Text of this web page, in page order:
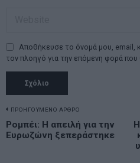
Αποθήκευσε το όνομά μου, email,
τον πλοηγό για την επόμενη φορά
Πλοήγηση
άρθρων
ΠΡΟΗΓΟΥΜΕΝΟ ΑΡΘΡΟ
Previous
post:
Ρομπέι: Η απειλή για την
Ευρωζώνη ξεπεράστηκε